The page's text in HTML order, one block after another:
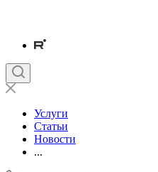
Услуги
Статьи
Новости
...